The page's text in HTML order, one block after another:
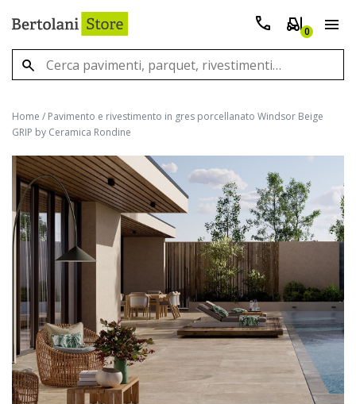
0
Home / Pavimento e rivestimento in gres porcellanato Windsor Beige
GRIP by Ceramica Rondine